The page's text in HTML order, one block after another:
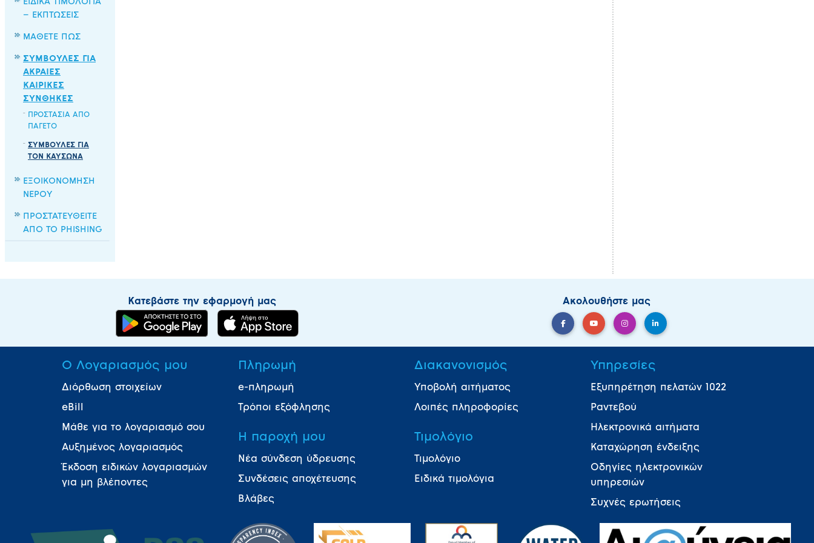
ΕΙΔΙΚΑ ΤΙΜΟΛΟΓΙΑ
– ΕΚΠΤΩΣΕΙΣ
ΜΑΘΕΤΕ ΠΩΣ
ΣΥΜΒΟΥΛΕΣ ΓΙΑ
ΑΚΡΑΙΕΣ
ΚΑΙΡΙΚΕΣ
ΣΥΝΘΗΚΕΣ
ΠΡΟΣΤΑΣΙΑ ΑΠΟ
ΠΑΓΕΤΟ
ΣΥΜΒΟΥΛΕΣ ΓΙΑ
ΤΟΝ ΚΑΥΣΩΝΑ
ΕΞΟΙΚΟΝΟΜΗΣΗ
ΝΕΡΟΥ
ΠΡΟΣΤΑΤΕΥΘΕΙΤΕ
ΑΠΟ ΤΟ PHISHING
Κατεβάστε την εφαρμογή μας Ακολουθήστε μας
Ο Λογαριασμός μου
Διόρθωση στοιχείων
eBill
Μάθε για το λογαριασμό σου
Αυξημένος λογαριασμός
Έκδοση ειδικών λογαριασμών
για μη βλέποντες
Πληρωμή
e-πληρωμή
Τρόποι εξόφλησης
Η παροχή μου
Νέα σύνδεση ύδρευσης
Συνδέσεις αποχέτευσης
Βλάβες
Διακανονισμός
Υποβολή αιτήματος
Λοιπές πληροφορίες
Τιμολόγιο
Τιμολόγιο
Ειδικά τιμολόγια
Υπηρεσίες
Εξυπηρέτηση πελατών 1022
Ραντεβού
Ηλεκτρονικά αιτήματα
Καταχώρηση ένδειξης
Οδηγίες ηλεκτρονικών
υπηρεσιών
Συχνές ερωτήσεις